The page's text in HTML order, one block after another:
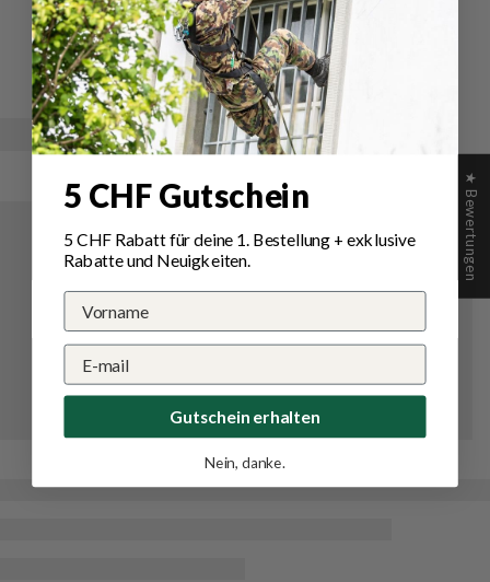
Schreibe
eine
Bewertung
Eine
Frage
stellen
★ Bewertungen
5 CHF Gutschein
5 CHF Rabatt für deine 1. Bestellung+ exklusive
Rabatte und Neuigkeiten.
Gutschein erhalten
Nein, danke.